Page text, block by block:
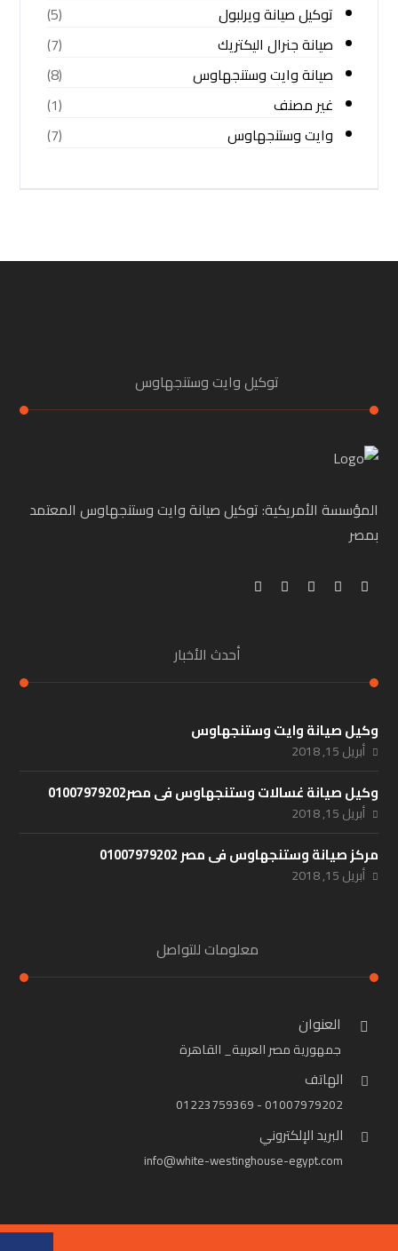
توكيل صيانة ويرلبول
(5)
صيانة جنرال اليكتريك
(7)
صيانة وايت وستنجهاوس
(8)
غير مصنف
(1)
وايت وستنجهاوس
(7)
توكيل وايت وستنجهاوس
المؤسسة الأمريكية: توكيل صيانة وايت وستنجهاوس المعتمد
بمصر
أحدث الأخبار
وكيل صيانة وايت وستنجهاوس
أبريل 15, 2018
وكيل صيانة غسالات وستنجهاوس فى مصر01007979202
أبريل 15, 2018
مركز صيانة وستنجهاوس فى مصر 01007979202
أبريل 15, 2018
معلومات للتواصل
العنوان
جمهورية مصر العربية_ القاهرة
الهاتف
01007979202 - 01223759369
البريد الإلكتروني
info@white-westinghouse-egypt.com